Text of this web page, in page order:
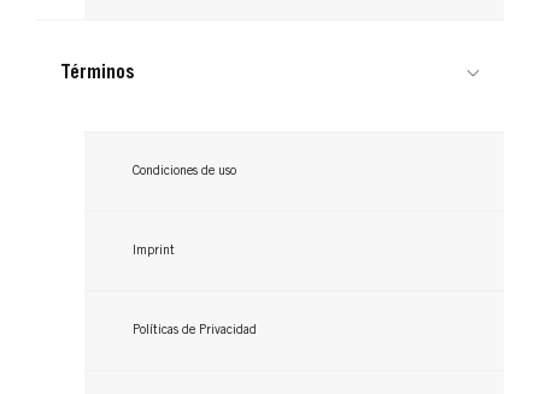
Términos
Condiciones de uso
Imprint
Políticas de Privacidad